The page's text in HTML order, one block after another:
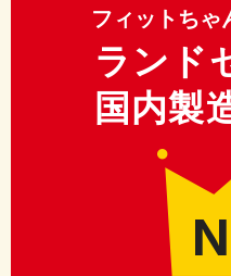
フィットちゃ
ランド
国内製